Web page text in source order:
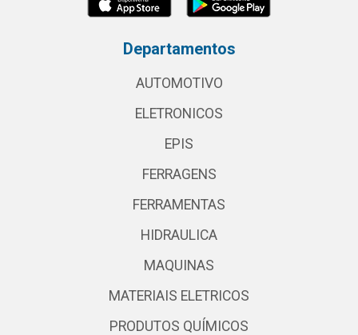
Departamentos
AUTOMOTIVO
ELETRONICOS
EPIS
FERRAGENS
FERRAMENTAS
HIDRAULICA
MAQUINAS
MATERIAIS ELETRICOS
PRODUTOS QUÍMICOS